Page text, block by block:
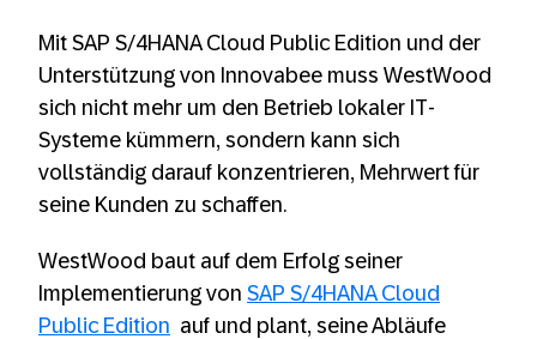
Mit SAP S/4HANA Cloud Public Edition und der
Unterstützung von Innovabee muss WestWood
sich nicht mehr um den Betrieb lokaler IT-
Systeme kümmern, sondern kann sich
vollständig darauf konzentrieren, Mehrwert für
seine Kunden zu schaffen.
WestWood baut auf dem Erfolg seiner
Implementierung von SAP S/4HANA Cloud
Public Edition auf und plant, seine Abläufe